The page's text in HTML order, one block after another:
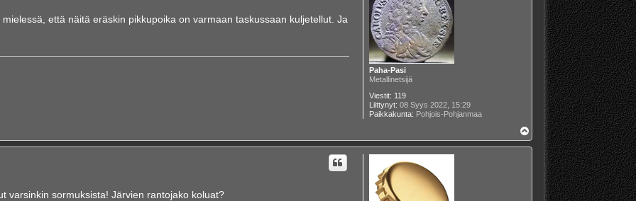
Paha-Pasi
Metallinetsijä
Viestit: 119
Liittynyt: 08 Syys 2022, 15:29
Paikkakunta: Pohjois-Pohjanmaa
että näitä eräskin pikkupoika on varmaan taskussaan kuljetellut. Ja
l
ö
varsinkin sormuksista! Järvien rantojako koluat?